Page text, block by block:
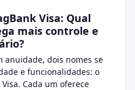
Visa: Qual
mais controle e
anuidade, dois nomes se
e funcionalidades: o
Cada um oferece